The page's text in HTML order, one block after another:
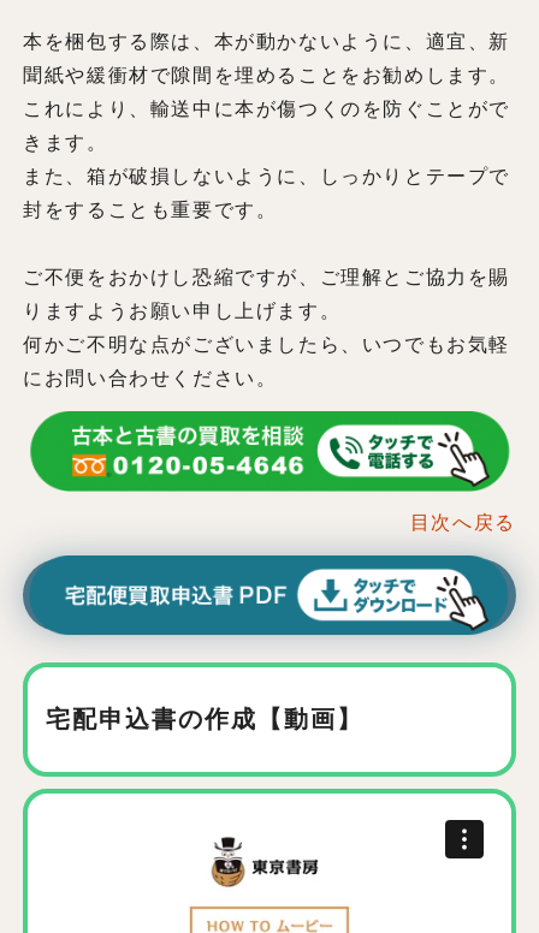
本を梱包する際は、本が動かないように、適宜、新
聞紙や緩衝材で隙間を埋めることをお勧めします。
これにより、輸送中に本が傷つくのを防ぐことがで
きます。
また、箱が破損しないように、しっかりとテープで
封をすることも重要です。
ご不便をおかけし恐縮ですが、ご理解とご協力を賜
りますようお願い申し上げます。
何かご不明な点がございましたら、いつでもお気軽
にお問い合わせください。
目次へ戻る
宅配申込書の作成【動画】